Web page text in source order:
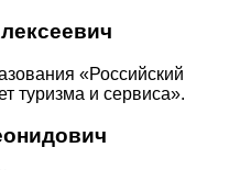
«Российский
туризма и сервиса».